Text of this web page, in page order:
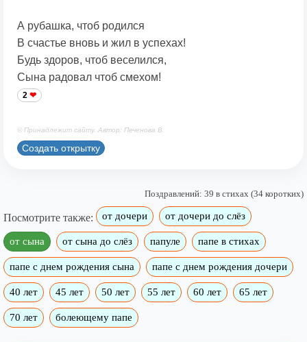
А рубашка, чтоб родился
В счастье вновь и жил в успехах!
Будь здоров, чтоб веселился,
Сына радовал чтоб смехом!
2
© Принадлежит сайту. Автор: Печенова В.
Создать открытку
Поздравлений: 39 в стихах (34 коротких)
Посмотрите также: от дочери от дочери до слёз
от сына от сына до слёз папуле папе в стихах
папе с днем рождения сына папе с днем рождения дочери
40 лет 45 лет 50 лет 55 лет 60 лет 65 лет
70 лет болеющему папе